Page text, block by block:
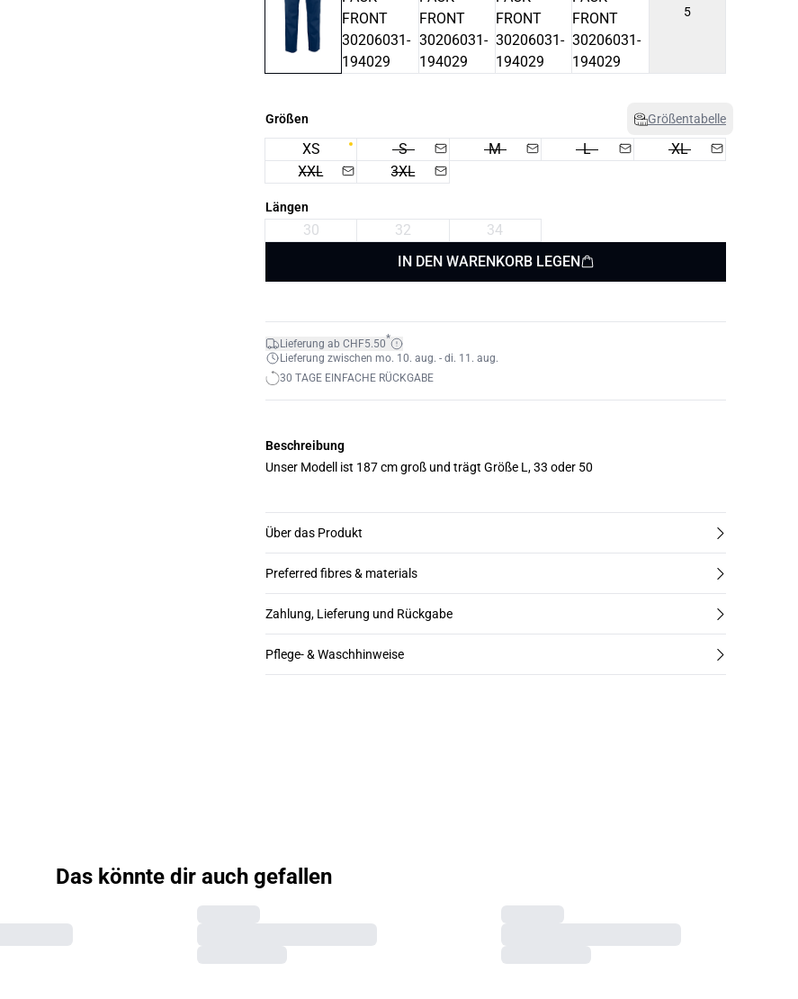
5
Größen Größentabelle
XS S M L
XL
XXL
3XL
Längen
30 32
34
IN DEN WARENKORB LEGEN
Lieferung ab CHF5.50*
Lieferung zwischen mo. 10. aug. - di. 11. aug.
30 TAGE EINFACHE RÜCKGABE
Beschreibung
Unser Modell ist 187 cm groß und trägt Größe L, 33 oder 50
Über das Produkt
Preferred fibres & materials
Zahlung, Lieferung und Rückgabe
Pflege- & Waschhinweise
Das könnte dir auch gefallen